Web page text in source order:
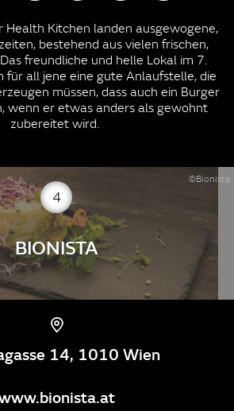
Health Kitchen landen ausgewogene,
bestehend aus vielen frischen,
freundliche und helle Lokal im 7.
für all jene eine gute Anlaufstelle, die
müssen, dass auch ein Burger
wenn er etwas anders als gewohnt
zubereitet wird.
4
BIONISTA
14, 1010 Wien
©Bionista